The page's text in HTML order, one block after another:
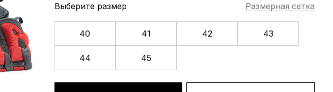
Выберите размер Размерная сетка
40 41 42 43
44 45